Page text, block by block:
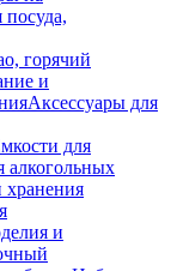
посуда,
горячий
и
Аксессуары для
для
алкогольных
хранения
и